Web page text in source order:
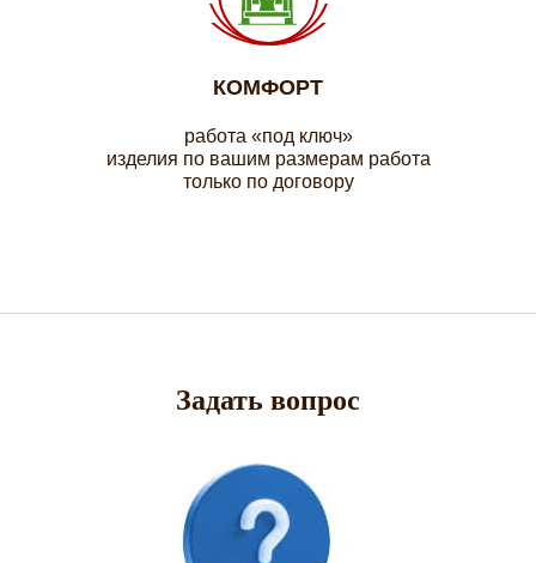
КОМФОРТ
работа «под ключ»
изделия по вашим размерам работа
только по договору
Задать вопрос